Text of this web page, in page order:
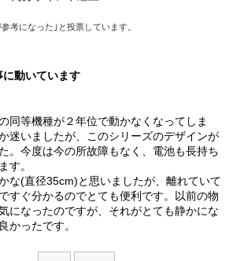
考になった｣と投票しています。
に動いています
同等機種が２年位で動かなくなってしま
迷いましたが、このシリーズのデザインが
。今度は今の所故障もなく、電池も長持ち
す。
な(直径35cm)と思いましたが、離れていて
すぐ分かるのでとても便利です。以前の物
になったのですが、それがとても静かにな
かったです。